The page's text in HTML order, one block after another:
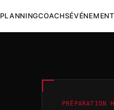
PLANNINGCOACHS
PRÉPARATION